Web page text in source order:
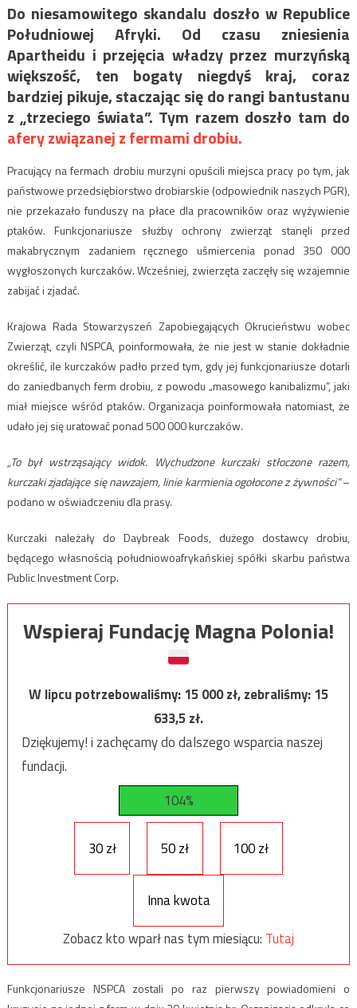
Do niesamowitego skandalu doszło w Republice
Południowej Afryki. Od czasu zniesienia
Apartheidu i przejęcia władzy przez murzyńską
większość, ten bogaty niegdyś kraj, coraz
bardziej pikuje, staczając się do rangi bantustanu
z „trzeciego świata”. Tym razem doszło tam do
afery związanej z fermami drobiu.
Pracujący na fermach drobiu murzyni opuścili miejsca pracy po tym, jak
państwowe przedsiębiorstwo drobiarskie (odpowiednik naszych PGR),
nie przekazało funduszy na płace dla pracowników oraz wyżywienie
ptaków. Funkcjonariusze służby ochrony zwierząt stanęli przed
makabrycznym zadaniem ręcznego uśmiercenia ponad 350 000
wygłoszonych kurczaków. Wcześniej, zwierzęta zaczęły się wzajemnie
zabijać i zjadać.
Krajowa Rada Stowarzyszeń Zapobiegających Okrucieństwu wobec
Zwierząt, czyli NSPCA, poinformowała, że ​​nie jest w stanie dokładnie
określić, ile kurczaków padło przed tym, gdy jej funkcjonariusze dotarli
do zaniedbanych ferm drobiu, z powodu „masowego kanibalizmu”, jaki
miał miejsce wśród ptaków. Organizacja poinformowała natomiast, że
udało jej się uratować ponad 500 000 kurczaków.
„To był wstrząsający widok. Wychudzone kurczaki stłoczone razem,
kurczaki zjadające się nawzajem, linie karmienia ogołocone z żywności”–
podano w oświadczeniu dla prasy.
Kurczaki należały do ​​Daybreak Foods, dużego dostawcy drobiu,
będącego własnością południowoafrykańskiej spółki skarbu państwa
Public Investment Corp.
Wspieraj Fundację Magna Polonia!
W lipcu potrzebowaliśmy:15 000zł, zebraliśmy:15
633,5zł.
Dziękujemy! i zachęcamy do dalszego wsparcia naszej
fundacji.
104%
30 zł 50 zł 100 zł
Inna kwota
Zobacz kto wparł nas tym miesiącu: Tutaj
Funkcjonariusze NSPCA zostali po raz pierwszy powiadomieni o